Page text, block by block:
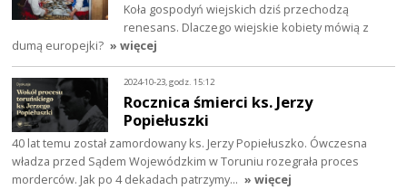
Koła gospodyń wiejskich dziś przechodzą
renesans. Dlaczego wiejskie kobiety mówią z
dumą europejki? » więcej
2024-10-23, godz. 15:12
Rocznica śmierci ks. Jerzy
Popiełuszki
40 lat temu został zamordowany ks. Jerzy Popiełuszko. Ówczesna
władza przed Sądem Wojewódzkim w Toruniu rozegrała proces
morderców. Jak po 4 dekadach patrzymy… » więcej